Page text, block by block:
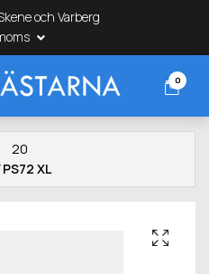
och Varberg
0
20
XL